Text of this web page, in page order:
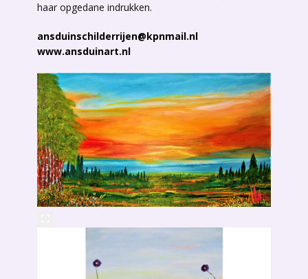
haar opgedane indrukken.
ansduinschilderrijen@kpnmail.nl
www.ansduinart.nl